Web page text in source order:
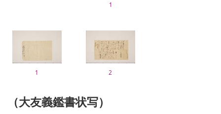
1
1 2
（大友義鑑書状写）